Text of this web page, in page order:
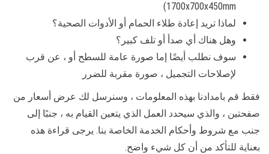
1700x700x450mm)
لماذا تريد إعادة طلاء الحمام أو الأدوات الصحية؟
وهل هناك أي صدأ أو تلف كبير؟
سوف نطلب أيضًا إما صورة عامة للسطح أو ، عن قرب
لإصلاحات التجميل ، صورة مقربة للضرر
فقط قم بامدادنا بهذه المعلومات ، وسنرسل لك عرض أسعار من
صفحتين ، والذي سيحدد العمل الذي يتعين القيام به ، جنبًا إلى
جنب مع شروط وأحكام الخدمة الخاصة بنا. يرجى قراءة هذه
بعناية للتأكد من أن كل شيء واضح.